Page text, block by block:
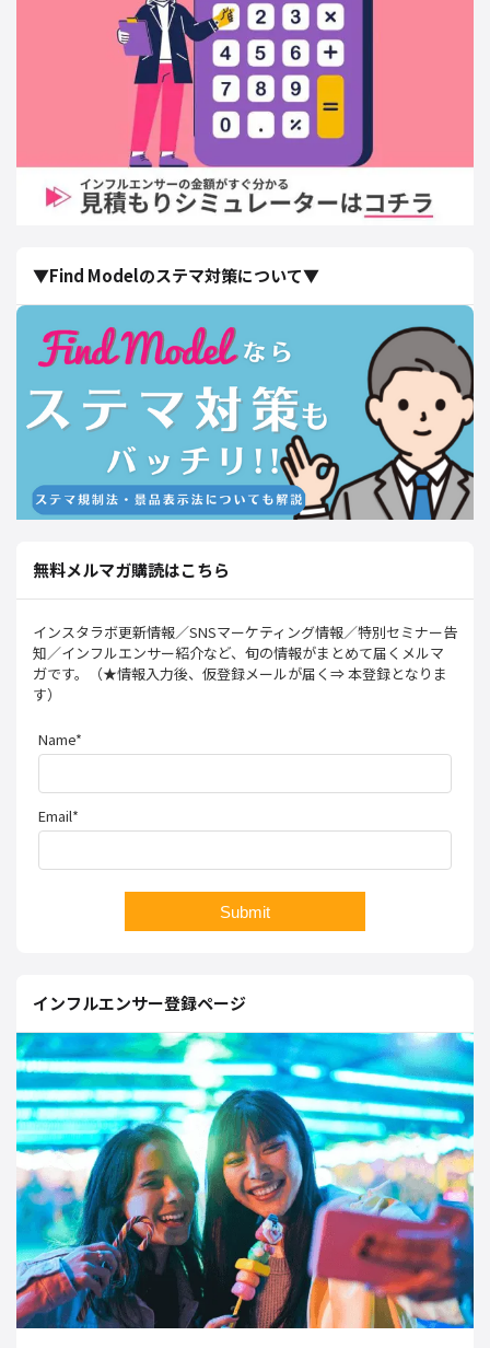
▼Find Modelのステマ対策について▼
無料メルマガ購読はこちら
インスタラボ更新情報／SNSマーケティング情報／特別セミナー告
知／インフルエンサー紹介など、旬の情報がまとめて届くメルマ
ガです。（★情報入力後、仮登録メールが届く⇒ 本登録となりま
す）
Name*
Email*
インフルエンサー登録ページ